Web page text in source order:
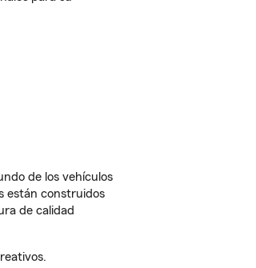
de los vehículos
están construidos
de calidad